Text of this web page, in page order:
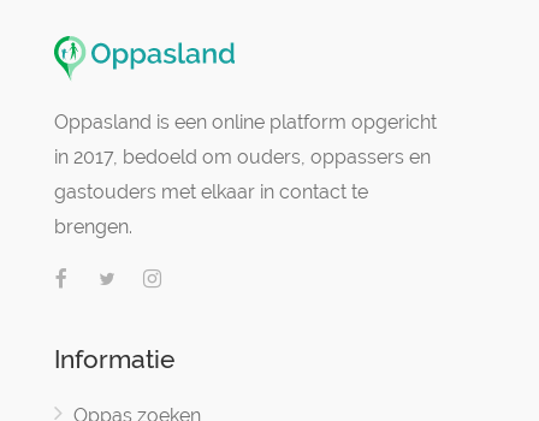
Oppasland is een online platform opgericht
in 2017, bedoeld om ouders, oppassers en
gastouders met elkaar in contact te
brengen.
Informatie
Oppas zoeken